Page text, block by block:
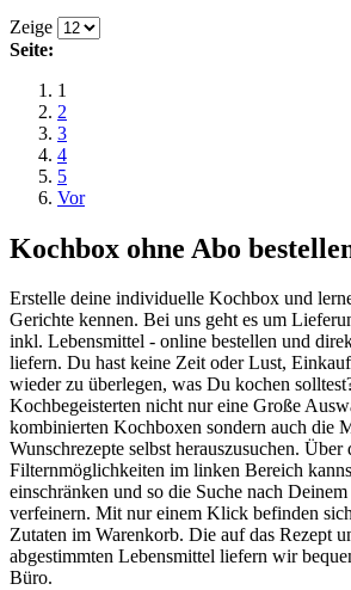
Zeige
Seite:
1
2
3
4
5
Vor
Kochbox ohne Abo
Erstelle deine individuelle Kochbox und
Gerichte kennen. Bei uns geht es um
inkl. Lebensmittel - online bestellen und
liefern. Du hast keine Zeit oder Lust,
wieder zu überlegen, was Du kochen
Kochbegeisterten nicht nur eine Große
kombinierten Kochboxen sondern auch die
Wunschrezepte selbst herauszusuchen.
Filternmöglichkeiten im linken Bereich
einschränken und so die Suche nach
verfeinern. Mit nur einem Klick befinden
Zutaten im Warenkorb. Die auf das Rezept
abgestimmten Lebensmittel liefern wir
Büro.